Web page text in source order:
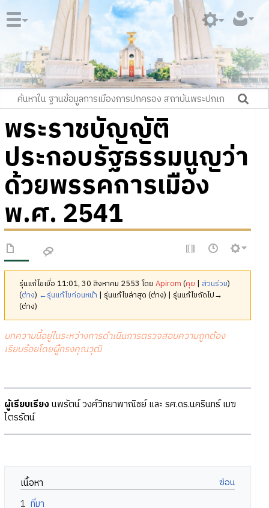
พระราชบัญญัติ
ประกอบรัฐธรรมนูญว่า
ด้วยพรรคการเมือง
พ.ศ. 2541
รุ่นแก้ไขเมื่อ 11:01, 30 สิงหาคม 2553 โดยApirom (คุย | ส่วนร่วม)
(ต่าง) ←รุ่นแก้ไขก่อนหน้า | รุ่นแก้ไขล่าสุด (ต่าง) | รุ่นแก้ไขถัดไป→
(ต่าง)
บทความนี้อยู่ในระหว่างการดำเนินการตรวจสอบความถูกต้อง
เรียบร้อยโดยผู้ืทรงคุณวุฒิ
ผู้เรียบเรียงนพรัตน์ วงศ์วิทยาพาณิชย์ และ รศ.ดร.นครินทร์ เมฆ
ไตรรัตน์
เนื้อหา
1 ที่มา